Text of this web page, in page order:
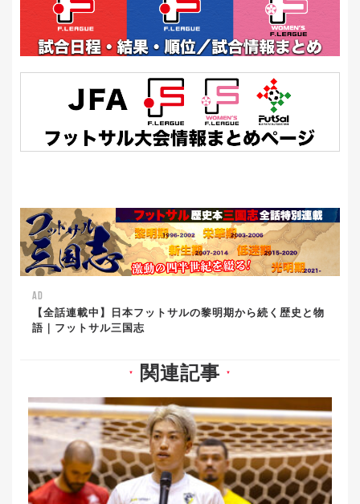
AD
【全話連載中】日本フットサルの黎明期から続く歴史と物
語｜フットサル三国志
▼ 関連記事 ▼